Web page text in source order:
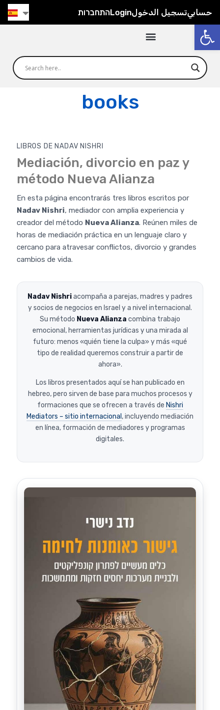
Abrir
התחברותLoginتسجيل الدخولحسابي
books
LIBROS DE NADAV NISHRI
Mediación, divorcio en paz y
método Nueva Alianza
En esta página encontrarás tres libros escritos por
Nadav Nishri, mediador con amplia experiencia y
creador del método Nueva Alianza. Reúnen miles de
horas de mediación práctica en un lenguaje claro y
cercano para atravesar conflictos, divorcio y grandes
cambios de vida.
Nadav Nishriacompaña a parejas, madres y padres
y socios de negocios en Israel y a nivel internacional.
Su método Nueva Alianza combina trabajo
emocional, herramientas jurídicas y una mirada al
futuro: menos «quién tiene la culpa» y más «qué
tipo de realidad queremos construir a partir de
ahora».
Los libros presentados aquí se han publicado en
hebreo, pero sirven de base para muchos procesos y
formaciones que se ofrecen a través de Nishri
Mediators – sitio internacional , incluyendo mediación
en línea, formación de mediadores y programas
digitales.